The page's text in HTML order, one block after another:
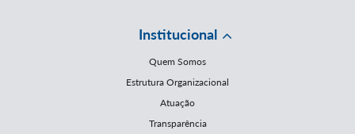
Institucional
Quem Somos
Estrutura Organizacional
Atuação
Transparência